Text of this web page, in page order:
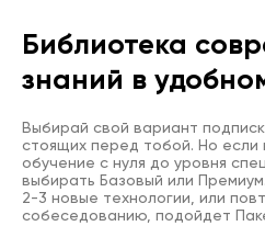
Библиотека
знаний в
Выбирай свой вариант
стоящих перед тобой. Но если
обучение с нуля до уровня
выбирать Базовый или
2-3 новые технологии, или
собеседованию, подойдет